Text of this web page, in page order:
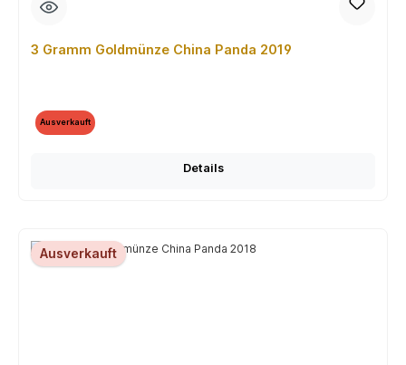
3 Gramm Goldmünze China Panda 2019
Ausverkauft
Details
Ausverkauft